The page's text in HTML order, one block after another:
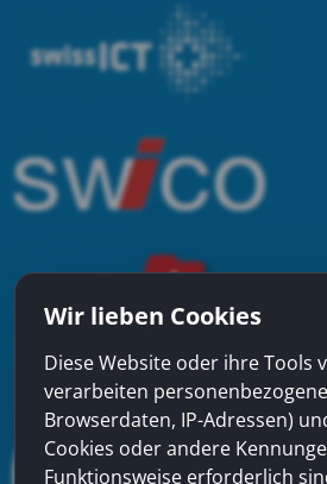
Wir lieben Cookies
Diese Website oder ihre Tools
verarbeiten
Browserdaten, IP-Adressen)
Cookies oder andere
Funktionsweise erforderlich